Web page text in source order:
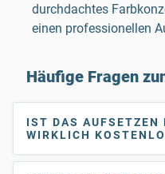
durchdachtes
einen professionellen
Häufige Fragen
IST DAS AUFSETZEN
WIRKLICH